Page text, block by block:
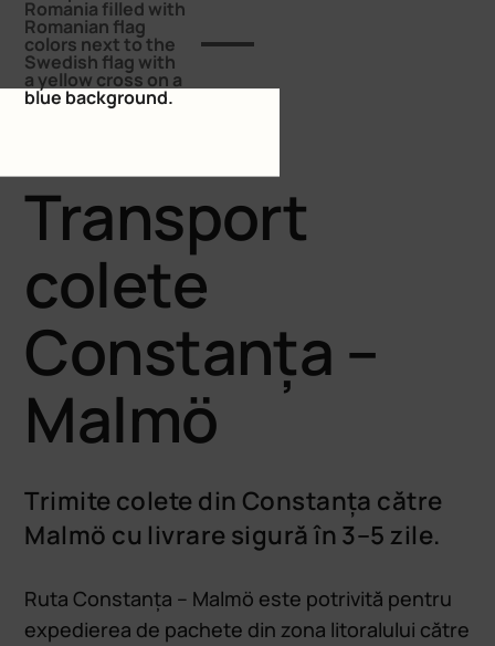
Transport
colete
Constanța –
Malmö
Trimite colete din Constanța către
Malmö cu livrare sigură în 3–5 zile.
Ruta Constanța – Malmö este potrivită pentru
expedierea de pachete din zona litoralului către